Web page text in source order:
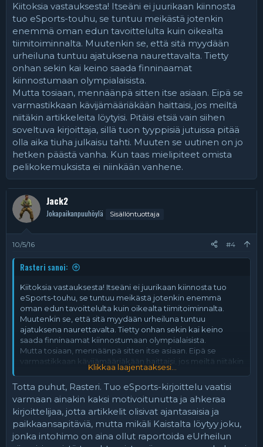
Kiitoksia vastauksesta! Itseäni ei juurikaan kiinnosta
tuo eSports-touhu, se tuntuu meikästä jotenkin
enemmä oman edun tavoittelulta kuin oikealta
tiimitoiminnalta. Muutenkin se, että sitä myydään
urheiluna tuntuu ajatuksena naurettavalta. Tietty
onhan sekin kai keino saada finninaamat
kiinnostumaan olympialaisista.
Mutta tosiaan, mennäänpä sitten itse asiaan. Eipä se
varmastikkaan kävijämääriäkään haittaisi, jos meiltä
niitäkin artikkeleita löytyisi. Pitäisi etsiä vain siihen
soveltuva kirjoittaja, sillä tuon tyyppisiä jutuissa pitää
olla aika tiuha julkaisu tahti. Muuten se uutinen on jo
hetken päästä vanha. Kun taas mielipiteet omista
pelikokemuksista ei niinkään vanhene.
Jack2
Jokapaikanpuuhöylä Sisällöntuottaja
10/5/16 #4
Rasteri sanoi:
Kiitoksia vastauksesta! Itseäni ei juurikaan kiinnosta tuo
eSports-touhu, se tuntuu meikästä jotenkin enemmä
oman edun tavoittelulta kuin oikealta tiimitoiminnalta.
Muutenkin se, että sitä myydään urheiluna tuntuu
ajatuksena naurettavalta. Tietty onhan sekin kai keino
saada finninaamat kiinnostumaan olympialaisista.
Mutta tosiaan, mennäänpä sitten itse asiaan. Eipä se
varmastikkaan kävijämääriäkään haittaisi, jos meiltä niitäkin
artikkeleita löytyisi. Pitäisi etsiä vain siihen soveltuva
kirjoittaja, sillä tuon tyyppisiä jutuissa pitää olla aika tiuha
julkaisu tahti. Muuten se uutinen on jo hetken päästä vanha.
Kun taas mielipiteet omista pelikokemuksista ei niinkään
vanhene.
Klikkaa laajentaaksesi...
Totta puhut, Rasteri. Tuo eSports-kirjoittelu vaatisi
varmaan ainakin kaksi motivoitunutta ja ahkeraa
kirjoittelijaa, jotta artikkelit olisivat ajantasaisia ja
paikkaansapitäviä, mutta mikäli Kaistalta löytyy joku,
jonka intohimo on aina ollut raportoida eUrheilun